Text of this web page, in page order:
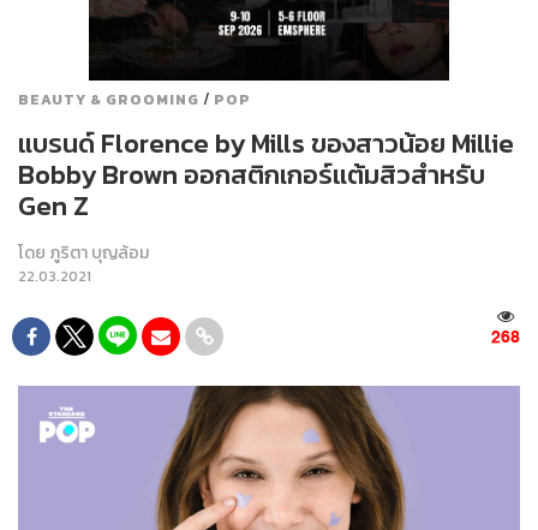
BEAUTY & GROOMING / POP
แบรนด์ Florence by Mills ของสาวน้อย Millie
Bobby Brown ออกสติกเกอร์แต้มสิวสำหรับ
Gen Z
โดย ภูริตา บุญล้อม
22.03.2021
268